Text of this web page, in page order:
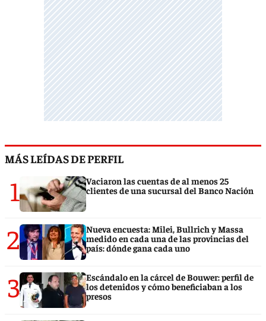
MÁS LEÍDAS DE PERFIL
1
Vaciaron las cuentas de al menos 25
clientes de una sucursal del Banco Nación
2
Nueva encuesta: Milei, Bullrich y Massa
medido en cada una de las provincias del
país: dónde gana cada uno
3
Escándalo en la cárcel de Bouwer: perfil de
los detenidos y cómo beneficiaban a los
presos